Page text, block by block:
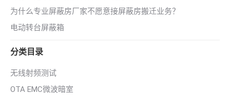
为什么专业屏蔽房厂家不愿意接屏蔽房搬迁业务？
电动转台屏蔽箱
分类目录
无线射频测试
OTA EMC微波暗室